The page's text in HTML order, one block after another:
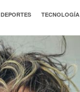
DEPORTES TECNOLOGÍA